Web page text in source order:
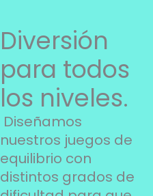
Diversión
para todos
los niveles.
Diseñamos
nuestros juegos de
equilibrio con
distintos grados de